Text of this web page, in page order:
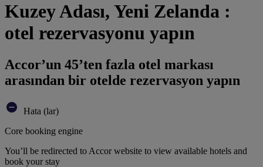
Kuzey Adası, Yeni Zelanda :
otel rezervasyonu yapın
Accor’un 45’ten fazla otel markası
arasından bir otelde rezervasyon yapın
Hata (lar)
Core booking engine
You’ll be redirected to Accor website to view available hotels and
book your stay